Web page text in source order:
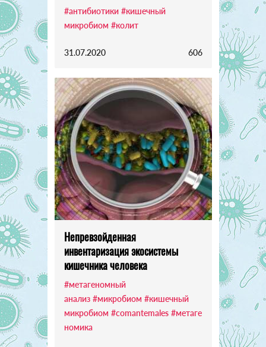
#антибиотики #кишечный
микробиом #колит
31.07.2020 606
Непревзойденная
инвентаризация экосистемы
кишечника человека
#метагеномный
анализ #микробиом #кишечный
микробиом #comantemales #метаге
номика